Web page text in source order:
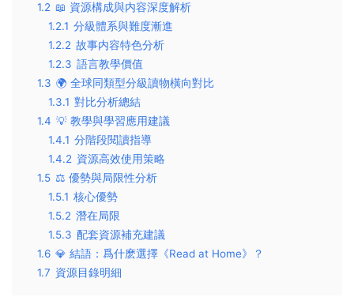
1.2 📖 資源構成與内容深度解析
1.2.1 分級體系與難度漸進
1.2.2 故事内容特色分析
1.2.3 語言教學價值
1.3 🌍 全球同類型分級讀物橫向對比
1.3.1 對比分析總結
1.4 💡 教學與學習應用建議
1.4.1 分階段閱讀指導
1.4.2 資源高效使用策略
1.5 ⚖️ 優勢與局限性分析
1.5.1 核心優勢
1.5.2 潛在局限
1.5.3 配套資源補充建議
1.6 💎 結語：爲什麽選擇《Read at Home》？
1.7 資源目錄明細